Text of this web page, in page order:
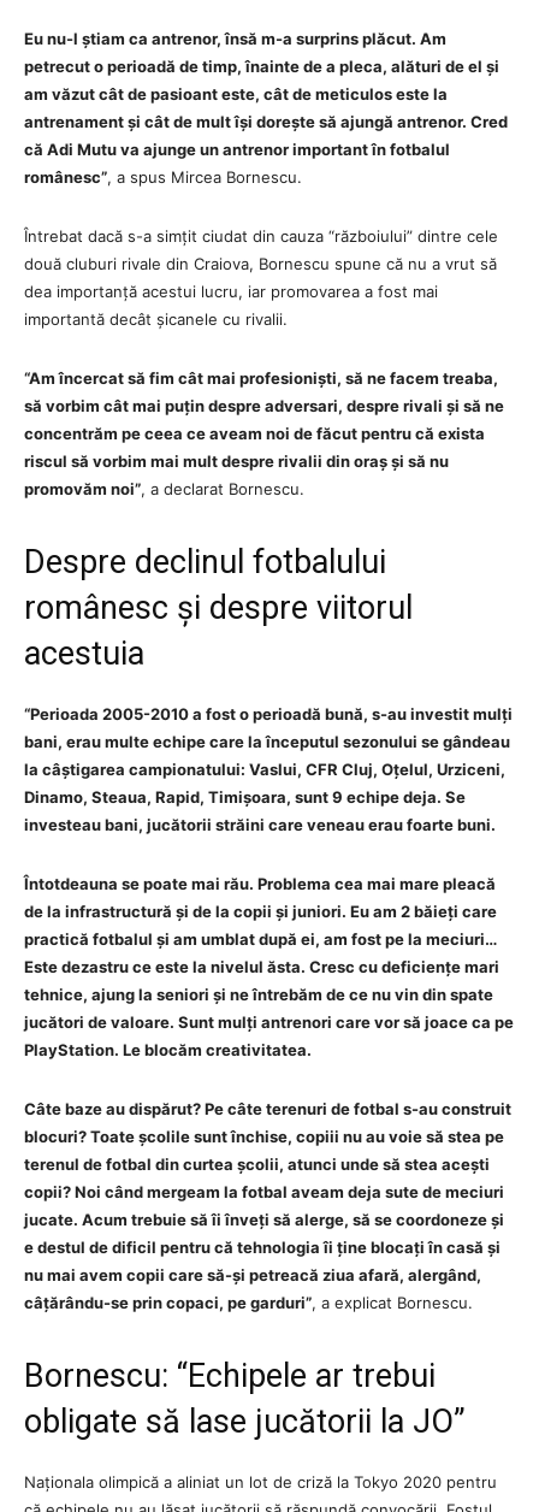
Eu nu-l știam ca antrenor, însă m-a surprins plăcut. Am
petrecut o perioadă de timp, înainte de a pleca, alături de el și
am văzut cât de pasioant este, cât de meticulos este la
antrenament și cât de mult își dorește să ajungă antrenor. Cred
că Adi Mutu va ajunge un antrenor important în fotbalul
românesc”, a spus Mircea Bornescu.
Întrebat dacă s-a simțit ciudat din cauza “războiului” dintre cele
două cluburi rivale din Craiova, Bornescu spune că nu a vrut să
dea importanță acestui lucru, iar promovarea a fost mai
importantă decât șicanele cu rivalii.
“Am încercat să fim cât mai profesioniști, să ne facem treaba,
să vorbim cât mai puțin despre adversari, despre rivali și să ne
concentrăm pe ceea ce aveam noi de făcut pentru că exista
riscul să vorbim mai mult despre rivalii din oraș și să nu
promovăm noi”, a declarat Bornescu.
Despre declinul fotbalului
românesc și despre viitorul
acestuia
“Perioada 2005-2010 a fost o perioadă bună, s-au investit mulți
bani, erau multe echipe care la începutul sezonului se gândeau
la câștigarea campionatului: Vaslui, CFR Cluj, Oțelul, Urziceni,
Dinamo, Steaua, Rapid, Timișoara, sunt 9 echipe deja. Se
investeau bani, jucătorii străini care veneau erau foarte buni.
Întotdeauna se poate mai rău. Problema cea mai mare pleacă
de la infrastructură și de la copii și juniori. Eu am 2 băieți care
practică fotbalul și am umblat după ei, am fost pe la meciuri…
Este dezastru ce este la nivelul ăsta. Cresc cu deficiențe mari
tehnice, ajung la seniori și ne întrebăm de ce nu vin din spate
jucători de valoare. Sunt mulți antrenori care vor să joace ca pe
PlayStation. Le blocăm creativitatea.
Câte baze au dispărut? Pe câte terenuri de fotbal s-au construit
blocuri? Toate școlile sunt închise, copiii nu au voie să stea pe
terenul de fotbal din curtea școlii, atunci unde să stea acești
copii? Noi când mergeam la fotbal aveam deja sute de meciuri
jucate. Acum trebuie să îi înveți să alerge, să se coordoneze și
e destul de dificil pentru că tehnologia îi ține blocați în casă și
nu mai avem copii care să-și petreacă ziua afară, alergând,
câțărându-se prin copaci, pe garduri”, a explicat Bornescu.
Bornescu: “Echipele ar trebui
obligate să lase jucătorii la JO”
Naționala olimpică a aliniat un lot de criză la Tokyo 2020 pentru